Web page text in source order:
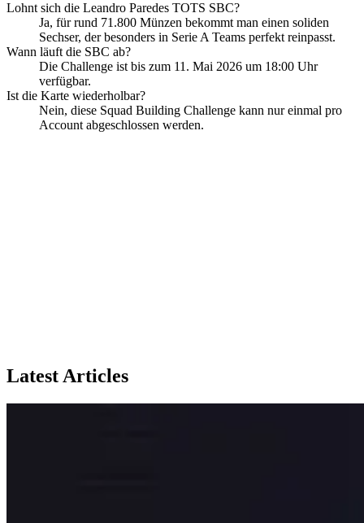
Lohnt sich die Leandro Paredes TOTS SBC?
Ja, für rund 71.800 Münzen bekommt man einen soliden
Sechser, der besonders in Serie A Teams perfekt reinpasst.
Wann läuft die SBC ab?
Die Challenge ist bis zum 11. Mai 2026 um 18:00 Uhr
verfügbar.
Ist die Karte wiederholbar?
Nein, diese Squad Building Challenge kann nur einmal pro
Account abgeschlossen werden.
Latest Articles